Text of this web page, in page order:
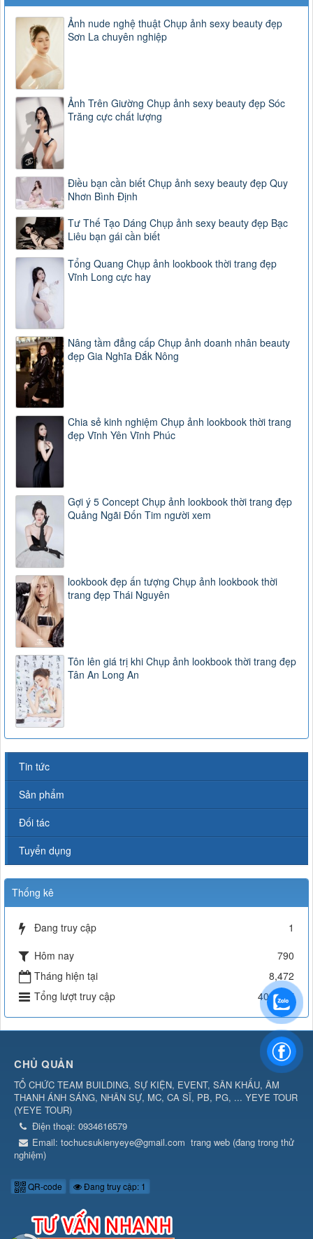
Ảnh nude nghệ thuật Chụp ảnh sexy beauty đẹp
Sơn La chuyên nghiệp
Ảnh Trên Giường Chụp ảnh sexy beauty đẹp Sóc
Trăng cực chất lượng
Điều bạn cần biết Chụp ảnh sexy beauty đẹp Quy
Nhơn Bình Định
Tư Thế Tạo Dáng Chụp ảnh sexy beauty đẹp Bạc
Liêu bạn gái cần biết
Tổng Quang Chụp ảnh lookbook thời trang đẹp
Vĩnh Long cực hay
Nâng tầm đẳng cấp Chụp ảnh doanh nhân beauty
đẹp Gia Nghĩa Đắk Nông
Chia sẻ kinh nghiệm Chụp ảnh lookbook thời trang
đẹp Vĩnh Yên Vĩnh Phúc
Gợi ý 5 Concept Chụp ảnh lookbook thời trang đẹp
Quảng Ngãi Đốn Tim người xem
lookbook đẹp ấn tượng Chụp ảnh lookbook thời
trang đẹp Thái Nguyên
Tôn lên giá trị khi Chụp ảnh lookbook thời trang đẹp
Tân An Long An
Tin tức
Sản phẩm
Đối tác
Tuyển dụng
Thống kê
Đang truy cập
1
Hôm nay
790
Tháng hiện tại
8,472
Tổng lượt truy cập
404,557
CHỦ QUẢN
TỔ CHỨC TEAM BUILDING, SỰ KIỆN, EVENT, SÂN KHẤU, ÂM
THANH ÁNH SÁNG, NHÂN SỰ, MC, CA SĨ, PB, PG, ... YEYE TOUR
(YEYE TOUR)
Điện thoại: 0934616579
Email: tochucsukienyeye@gmail.com trang web (đang trong thử
nghiệm)
QR-code Đang truy cập: 1